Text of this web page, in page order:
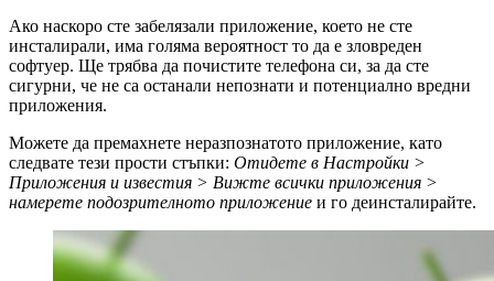
Ако наскоро сте забелязали приложение, което не сте
инсталирали, има голяма вероятност то да е зловреден
софтуер. Ще трябва да почистите телефона си, за да сте
сигурни, че не са останали непознати и потенциално вредни
приложения.
Можете да премахнете неразпознатото приложение, като
следвате тези прости стъпки: Отидете в Настройки >
Приложения и известия > Вижте всички приложения >
намерете подозрителното приложение и го деинсталирайте.